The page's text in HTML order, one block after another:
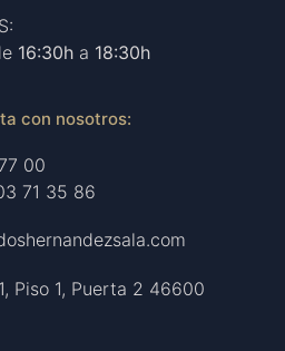
16:30h a 18:30h
con nosotros:
00
71 35 86
Piso 1, Puerta 2 46600